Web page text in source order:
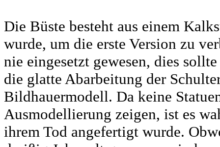
Die Büste besteht aus einem
wurde, um die erste Version zu
nie eingesetzt gewesen, dies
die glatte Abarbeitung der
Bildhauermodell. Da keine
Ausmodellierung zeigen, ist es
ihrem Tod angefertigt wurde.